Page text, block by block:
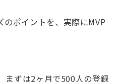
のポイントを、実際にMVP
まずは2ヶ月で500人の登録